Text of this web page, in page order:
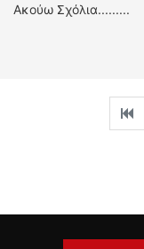
Ακούω Σχόλια.........